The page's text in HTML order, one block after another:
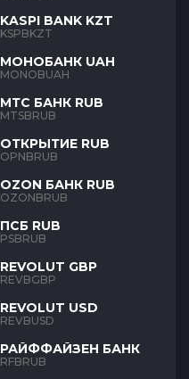
KASPI BANK KZT
KSPBKZT
МОНОБАНК UAH
MONOBUAH
МТС БАНК RUB
MTSBRUB
ОТКРЫТИЕ RUB
OPNBRUB
OZON БАНК RUB
OZONBRUB
ПСБ RUB
PSBRUB
REVOLUT GBP
REVBGBP
REVOLUT USD
REVBUSD
РАЙФФАЙЗЕН БАНК
RFBRUB